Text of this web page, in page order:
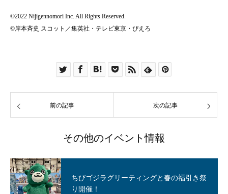
©2022 Nijigennomori Inc. All Rights Reserved.
©岸本斉史 スコット／集英社・テレビ東京・ぴえろ
前の記事 次の記事
その他のイベント情報
ちびゴジラグリーティングと春の福引き祭
り開催！